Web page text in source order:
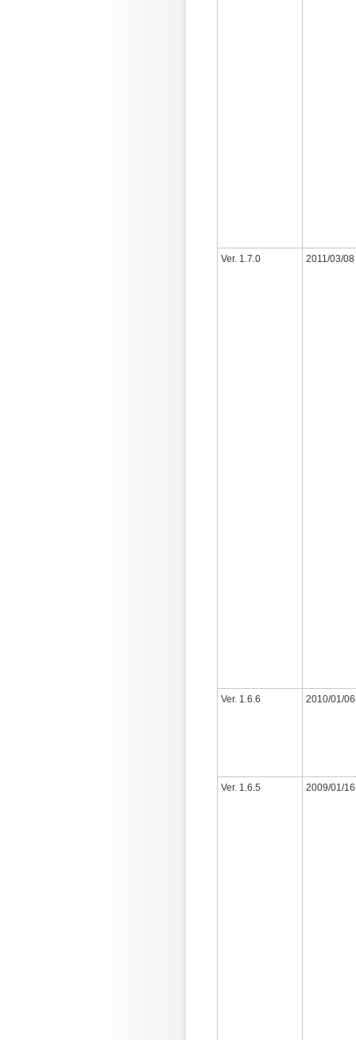
Ver. 1.7.0 2011/03/08
Ver. 1.6.6 2010/01/06
Ver. 1.6.5 2009/01/16